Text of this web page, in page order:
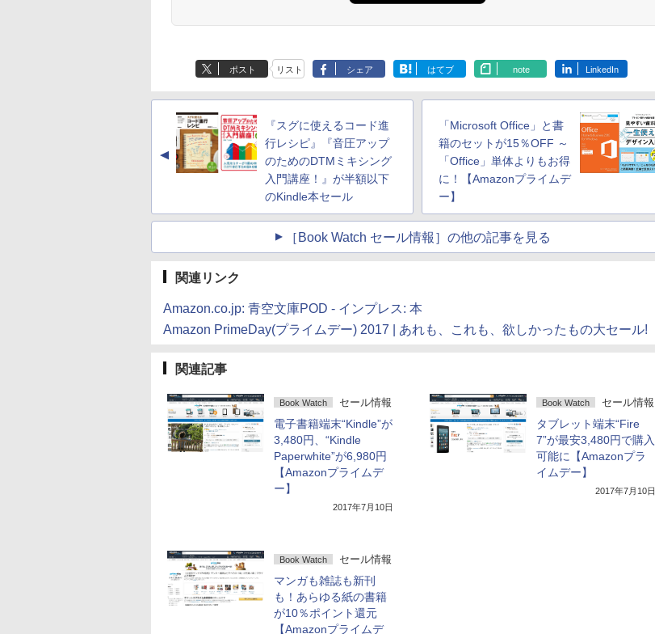
ポスト リスト シェア はてブ note LinkedIn
▲
『スグに使えるコード進
行レシピ』『音圧アップ
のためのDTMミキシング
入門講座！』が半額以下
のKindle本セール
「Microsoft Office」と書
籍のセットが15％OFF ～
「Office」単体よりもお得
に！【Amazonプライムデ
ー】
［Book Watch セール情報］の他の記事を見る
関連リンク
Amazon.co.jp: 青空文庫POD - インプレス: 本
Amazon PrimeDay(プライムデー) 2017 | あれも、これも、欲しかったもの大セール!
関連記事
Book Watch セール情報
電子書籍端末“Kindle”が
3,480円、“Kindle
Paperwhite”が6,980円
【Amazonプライムデ
ー】
2017年7月10日
Book Watch セール情報
タブレット端末“Fire
7”が最安3,480円で購入
可能に【Amazonプラ
イムデー】
2017年7月10日
Book Watch セール情報
マンガも雑誌も新刊
も！あらゆる紙の書籍
が10％ポイント還元
【Amazonプライムデ